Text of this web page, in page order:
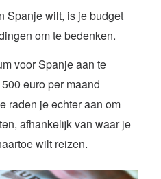
Spanje wilt, is je budget
om te bedenken.
voor Spanje aan te
euro per maand
raden je echter aan om
afhankelijk van waar je
wilt reizen.